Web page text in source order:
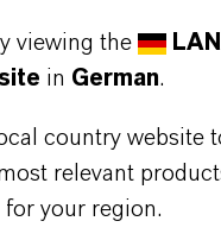
viewing the
in German.
country website
relevant
your region.